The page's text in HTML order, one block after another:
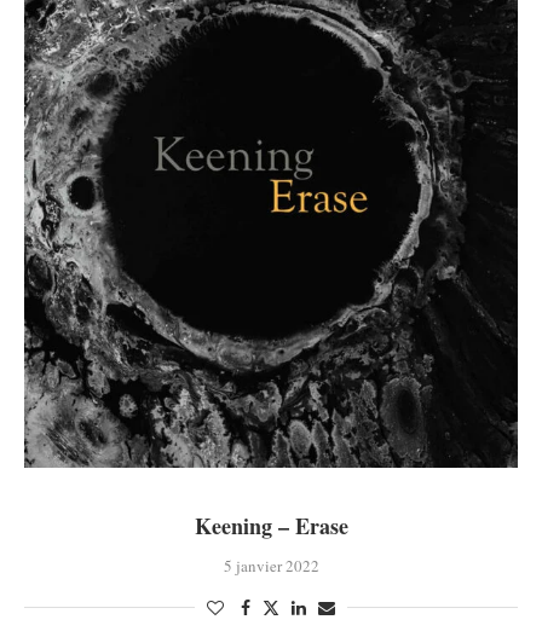
Keening – Erase
5 janvier 2022